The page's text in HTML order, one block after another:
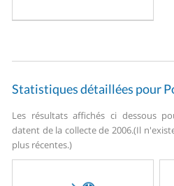
Statistiques détaillées pour
Les résultats affichés ci dessous
datent de la collecte de 2006.(Il
plus récentes.)